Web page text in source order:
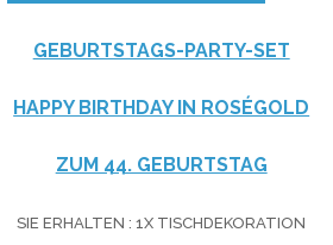
GEBURTSTAGS-PARTY-SET
HAPPY BIRTHDAY IN ROSÉGOLD
ZUM 44. GEBURTSTAG
SIE ERHALTEN : 1X TISCHDEKORATION